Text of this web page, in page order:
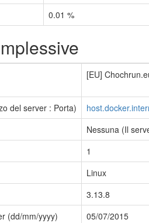
0.01 %
[EU]
del server : Porta)
Nessuna (Il
1
Linux
3.13.8
(dd/mm/yyyy)
05/07/2015